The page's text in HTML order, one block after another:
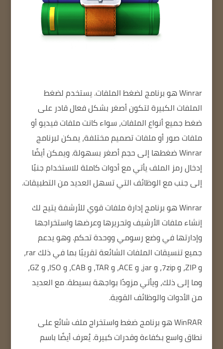
Winrar هو برنامج لضغط الملفات.يستخدم لضغط
الملفات الكبيرةلتكون أصغر بشكل فعالقادر على
ضغط جميع أنواع الملفات، سواء كانت ملفات فيديو أو
ملفات صور أو ملفات تصميم مختلفة، يمكن لبرنامج
Winrar ضغطها إلى حجم أصغر بسهولة.
ويمكن أيضًا
إدخال رمز الملفيأتي مع أدوات كاملة للاستخدامجنبًا
إلى جنب مع الوظائف التي تسهل العديد من التطبيقات.
Winrarهو برنامج إدارة ملفات قوي للأرشفة يتيح لك
إنشاء ملفات الأرشيف وتحريرها وعرضها واستخراجها
وإدارتها في وضع رسومي ووحدة تحكم. وهو يدعم
جميع تنسيقات الملفات الشائعة تقريبًا بما في ذلك rar،
و ZIP، و 7zip، و jar، و ACE، و TAR، و CAB، و ISO، و GZ،
وما إلى ذلك، ويأتي مزودًا بواجهة بسيطة.مع العديد
من الأدوات والوظائف القوية.
WinRAR هو برنامج ضغط واستخراج ملف شائع على
نطاق واسع بكفاءة وقدرات كبيرة.يُعرف أيضًا باسم